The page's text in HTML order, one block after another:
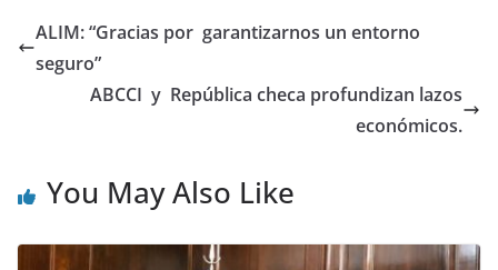
ALIM: “Gracias por garantizarnos un entorno
seguro”
ABCCI y República checa profundizan lazos
económicos.
You May Also Like